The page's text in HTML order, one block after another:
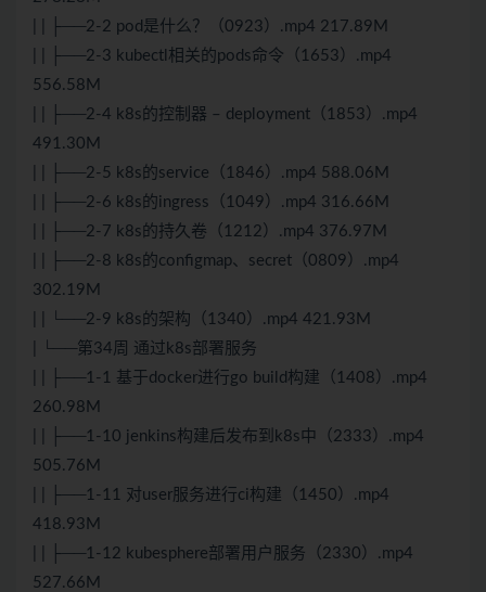
| | ├──2-2 pod是什么？（0923）.mp4 217.89M
| | ├──2-3 kubectl相关的pods命令（1653）.mp4
556.58M
| | ├──2-4 k8s的控制器 – deployment（1853）.mp4
491.30M
| | ├──2-5 k8s的service（1846）.mp4 588.06M
| | ├──2-6 k8s的ingress（1049）.mp4 316.66M
| | ├──2-7 k8s的持久卷（1212）.mp4 376.97M
| | ├──2-8 k8s的configmap、secret（0809）.mp4
302.19M
| | └──2-9 k8s的架构（1340）.mp4 421.93M
| └──第34周 通过k8s部署服务
| | ├──1-1 基于docker进行go build构建（1408）.mp4
260.98M
| | ├──1-10 jenkins构建后发布到k8s中（2333）.mp4
505.76M
| | ├──1-11 对user服务进行ci构建（1450）.mp4
418.93M
| | ├──1-12 kubesphere部署用户服务（2330）.mp4
527.66M